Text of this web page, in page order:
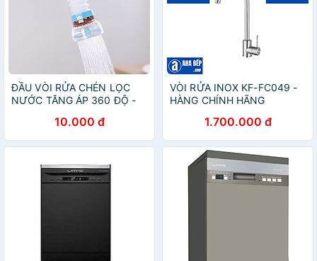
ĐẦU VÒI RỬA CHÉN LỌC
NƯỚC TĂNG ÁP 360 ĐỘ -
10.000 đ
VÒI RỬA INOX KF-FC049 -
HÀNG CHÍNH HÃNG
1.700.000 đ